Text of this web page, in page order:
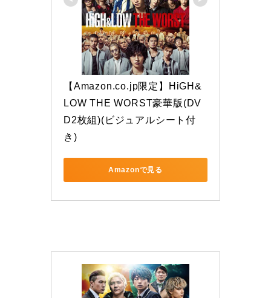
【Amazon.co.jp限定】HiGH&
LOW THE WORST豪華版(DV
D2枚組)(ビジュアルシート付
き)
Amazonで見る